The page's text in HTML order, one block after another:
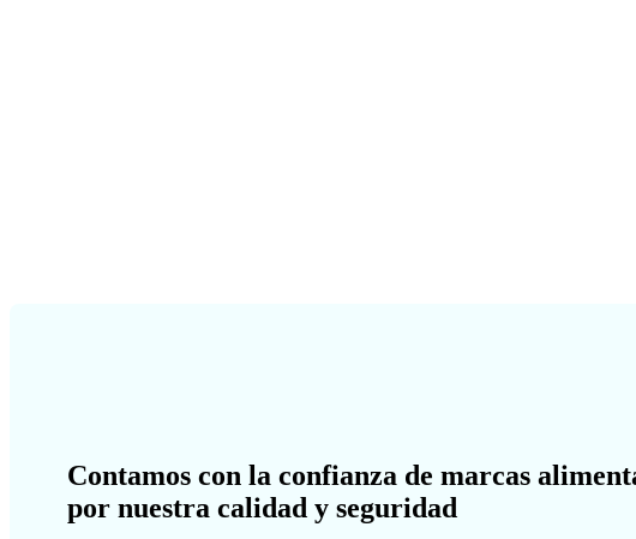
Contamos con la confianza de marcas
por nuestra calidad y seguridad